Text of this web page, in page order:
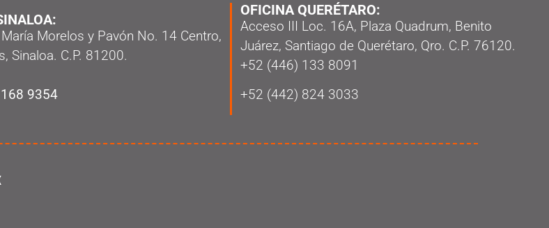
Morelos y Pavón No. 14 Centro,
Sinaloa. C.P. 81200.
9354
OFICINA QUERÉTARO:
Acceso III Loc. 16A, Plaza Quadrum, Benito
Juárez, Santiago de Querétaro, Qro. C.P. 76120.
‭+52 (446) 133 8091‬
+52 (442) 824 3033